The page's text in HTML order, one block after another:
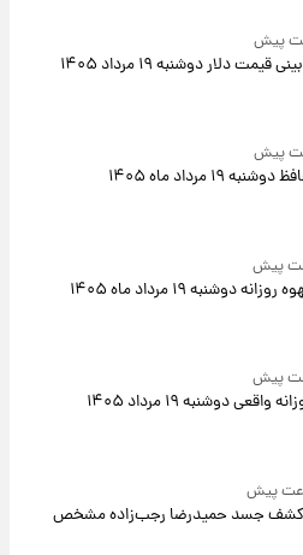
دلار دوشنبه ۱۹ مرداد ۱۴۰۵
مرداد ماه ۱۴۰۵
دوشنبه ۱۹ مرداد ماه ۱۴۰۵
واقعی دوشنبه ۱۹ مرداد ۱۴۰۵
جسد حمیدرضا رجب‌زاده مشخص